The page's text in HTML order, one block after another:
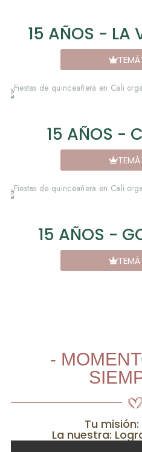
15 AÑOS - LA
15 AÑOS -
15 AÑOS -
-
Tu misión:
La nuestra: